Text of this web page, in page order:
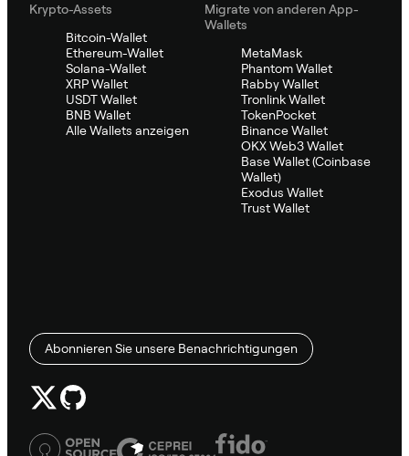
Krypto-Assets
Bitcoin-Wallet
Ethereum-Wallet
Solana-Wallet
XRP Wallet
USDT Wallet
BNB Wallet
Alle Wallets anzeigen
Migrate von anderen App-
Wallets
MetaMask
Phantom Wallet
Rabby Wallet
Tronlink Wallet
TokenPocket
Binance Wallet
OKX Web3 Wallet
Base Wallet (Coinbase
Wallet)
Exodus Wallet
Trust Wallet
Abonnieren Sie unsere Benachrichtigungen